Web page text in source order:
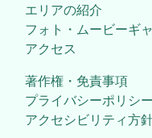
エリアの紹介
フォト・ムービーギ
アクセス
著作権・免責事項
プライバシーポリシー
アクセシビリティ方